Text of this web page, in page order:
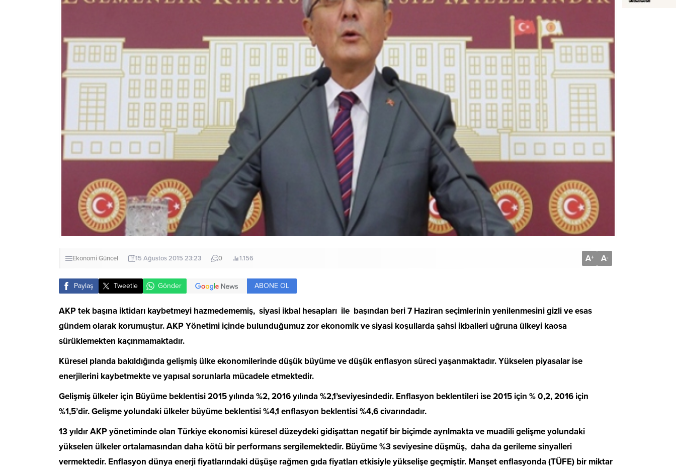
Ekonomi Güncel 15 Ağustos 2015 23:23 0 1.156 A+ A-
Paylaş Tweetle Gönder ABONE OL
AKP tek başına iktidarı kaybetmeyi hazmedememiş, siyasi ikbal hesapları ile başından beri 7 Haziran seçimlerinin yenilenmesini gizli ve esas
gündem olarak korumuştur. AKP Yönetimi içinde bulunduğumuz zor ekonomik ve siyasi koşullarda şahsi ikballeri uğruna ülkeyi kaosa
sürüklemekten kaçınmamaktadır.
Küresel planda bakıldığında gelişmiş ülke ekonomilerinde düşük büyüme ve düşük enflasyon süreci yaşanmaktadır. Yükselen piyasalar ise
enerjilerini kaybetmekte ve yapısal sorunlarla mücadele etmektedir.
Gelişmiş ülkeler için Büyüme beklentisi 2015 yılında %2, 2016 yılında %2,1’seviyesindedir. Enflasyon beklentileri ise 2015 için % 0,2, 2016 için
%1,5’dir. Gelişme yolundaki ülkeler büyüme beklentisi %4,1 enflasyon beklentisi %4,6 civarındadır.
13 yıldır AKP yönetiminde olan Türkiye ekonomisi küresel düzeydeki gidişattan negatif bir biçimde ayrılmakta ve muadili gelişme yolundaki
yükselen ülkeler ortalamasından daha kötü bir performans sergilemektedir. Büyüme %3 seviyesine düşmüş, daha da gerileme sinyalleri
vermektedir. Enflasyon dünya enerji fiyatlarındaki düşüşe rağmen gıda fiyatları etkisiyle yükselişe geçmiştir. Manşet enflasyonda (TÜFE) bir miktar